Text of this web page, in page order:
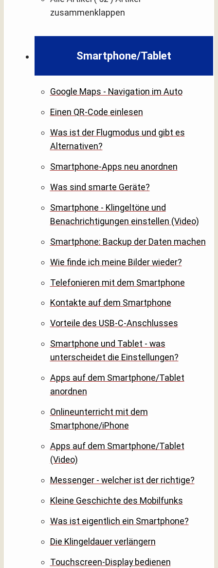
zusammenklappen
Smartphone/Tablet
Google Maps - Navigation im Auto
Einen QR-Code einlesen
Was ist der Flugmodus und gibt es
Alternativen?
Smartphone-Apps neu anordnen
Was sind smarte Geräte?
Smartphone - Klingeltöne und
Benachrichtigungen einstellen (Video)
Smartphone: Backup der Daten machen
Wie finde ich meine Bilder wieder?
Telefonieren mit dem Smartphone
Kontakte auf dem Smartphone
Vorteile des USB-C-Anschlusses
Smartphone und Tablet - was
unterscheidet die Einstellungen?
Apps auf dem Smartphone/Tablet
anordnen
Onlineunterricht mit dem
Smartphone/iPhone
Apps auf dem Smartphone/Tablet
(Video)
Messenger - welcher ist der richtige?
Kleine Geschichte des Mobilfunks
Was ist eigentlich ein Smartphone?
Die Klingeldauer verlängern
Touchscreen-Display bedienen